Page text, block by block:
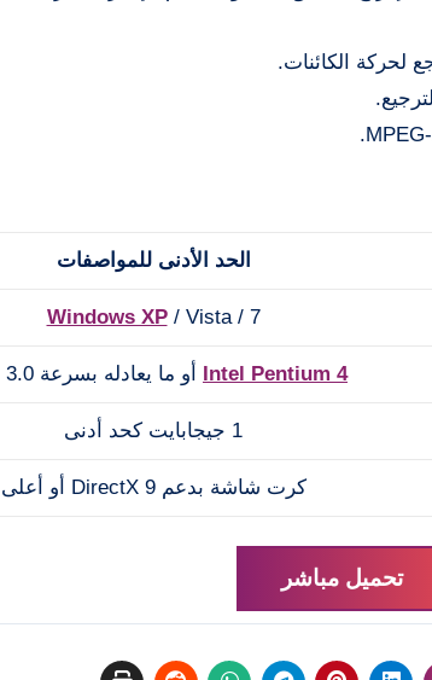
لحركة الكائنات.
الحد الأدنى للمواصفات
Windows XP/ Vista / 7
Intel Pentium 4 أو ما يعادله بسرعة 3.0 GHz
1 جيجابايت كحد أدنى
كرت شاشة بدعم DirectX 9 أو أعلى
تحميل مباشر